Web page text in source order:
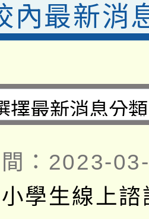
內最新消
：2023-
學生線上諮